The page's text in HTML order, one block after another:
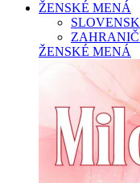
ŽENSKÉ MENÁ
ŽENSKÉ MENÁ